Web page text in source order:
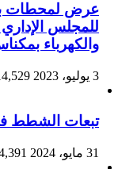
عرض لمحطات
للمجلس الإداري
والكهرباء
3 يوليو، 2023
تبعات الشطط
31 مايو، 2024